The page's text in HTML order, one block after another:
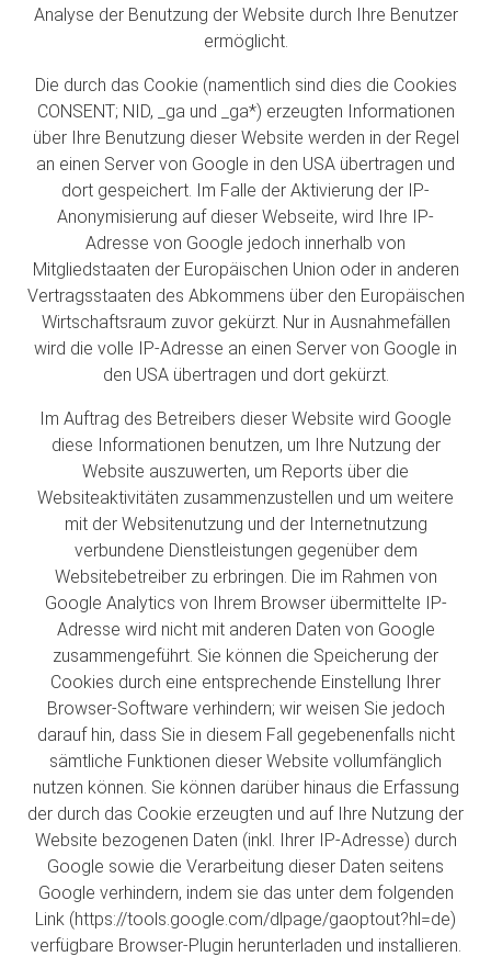
Analyse der Benutzung der Website durch Ihre Benutzer
ermöglicht.
Die durch das Cookie (namentlich sind dies die Cookies
CONSENT; NID, _ga und _ga*) erzeugten Informationen
über Ihre Benutzung dieser Website werden in der Regel
an einen Server von Google in den USA übertragen und
dort gespeichert. Im Falle der Aktivierung der IP-
Anonymisierung auf dieser Webseite, wird Ihre IP-
Adresse von Google jedoch innerhalb von
Mitgliedstaaten der Europäischen Union oder in anderen
Vertragsstaaten des Abkommens über den Europäischen
Wirtschaftsraum zuvor gekürzt. Nur in Ausnahmefällen
wird die volle IP-Adresse an einen Server von Google in
den USA übertragen und dort gekürzt.
Im Auftrag des Betreibers dieser Website wird Google
diese Informationen benutzen, um Ihre Nutzung der
Website auszuwerten, um Reports über die
Websiteaktivitäten zusammenzustellen und um weitere
mit der Websitenutzung und der Internetnutzung
verbundene Dienstleistungen gegenüber dem
Websitebetreiber zu erbringen. Die im Rahmen von
Google Analytics von Ihrem Browser übermittelte IP-
Adresse wird nicht mit anderen Daten von Google
zusammengeführt. Sie können die Speicherung der
Cookies durch eine entsprechende Einstellung Ihrer
Browser-Software verhindern; wir weisen Sie jedoch
darauf hin, dass Sie in diesem Fall gegebenenfalls nicht
sämtliche Funktionen dieser Website vollumfänglich
nutzen können. Sie können darüber hinaus die Erfassung
der durch das Cookie erzeugten und auf Ihre Nutzung der
Website bezogenen Daten (inkl. Ihrer IP-Adresse) durch
Google sowie die Verarbeitung dieser Daten seitens
Google verhindern, indem sie das unter dem folgenden
Link (https://tools.google.com/dlpage/gaoptout?hl=de)
verfügbare Browser-Plugin herunterladen und installieren.